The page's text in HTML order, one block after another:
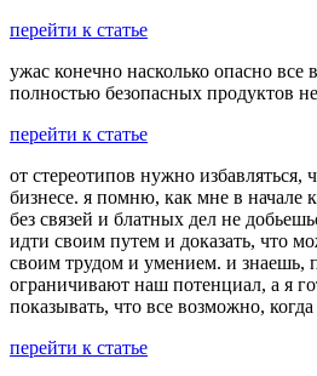
перейти к статье
ужас конечно насколько опасно все
полностью безопасных продуктов
перейти к статье
от стереотипов нужно
бизнесе. я помню, как мне в начале
без связей и блатных дел не
идти своим путем и доказать, что
своим трудом и умением. и знаешь,
ограничивают наш потенциал, а я
показывать, что все возможно,
перейти к статье